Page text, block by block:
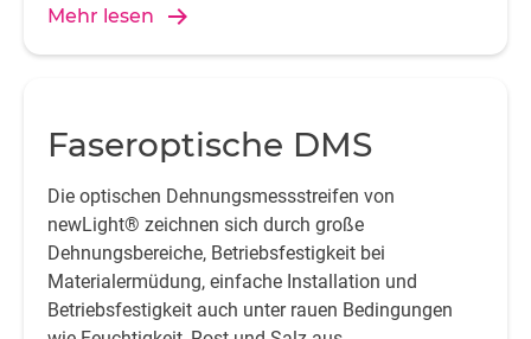
Mehr lesen
Faseroptische DMS
Die optischen Dehnungsmessstreifen von
newLight® zeichnen sich durch große
Dehnungsbereiche, Betriebsfestigkeit bei
Materialermüdung, einfache Installation und
Betriebsfestigkeit auch unter rauen Bedingungen